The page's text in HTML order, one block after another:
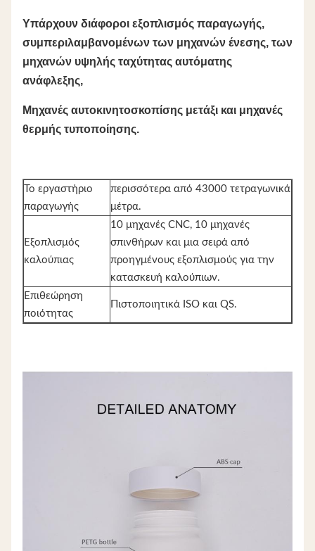
Υπάρχουν διάφοροι εξοπλισμός παραγωγής,
συμπεριλαμβανομένων των μηχανών ένεσης, των
μηχανών υψηλής ταχύτητας αυτόματης
ανάφλεξης,
Μηχανές αυτοκινητοσκοπίσης μετάξι και μηχανές
θερμής τυποποίησης.
Το εργαστήριο
παραγωγής
περισσότερα από 43000 τετραγωνικά
μέτρα.
Εξοπλισμός
καλούπιας
10 μηχανές CNC, 10 μηχανές
σπινθήρων και μια σειρά από
προηγμένους εξοπλισμούς για την
κατασκευή καλούπιων.
Επιθεώρηση
ποιότητας
Πιστοποιητικά ISO και QS.